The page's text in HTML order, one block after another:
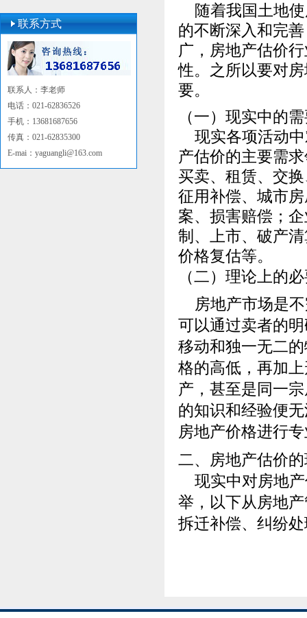
联系方式
联系人：李老师
电话：021-62836526
手机：13681687656
传真：021-62835300
E-mai： yaguangli@163.com
随着我国土地使
的不断深入和完
广，房地产估价
性。之所以要对
要。
（一）现实中的
现实各项活动
产估价的主要需
买卖、租赁、交
征用补偿、城市
案、损害赔偿；
制、上市、破产
价格复估等。
（二）理论上的
房地产市场是
可以通过卖者的
移动和独一无二
格的高低，再加
产，甚至是同一
的知识和经验便
房地产价格进行
二、房地产估价
现实中对房地产
举，以下从房地
拆迁补偿、纠纷